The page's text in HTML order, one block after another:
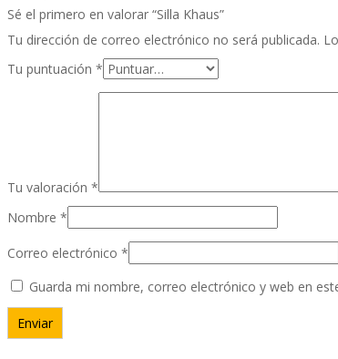
Sé el primero en valorar “Silla Khaus”
Tu dirección de correo electrónico no será publicada.
Tu puntuación *
Tu valoración *
Nombre *
Correo electrónico *
Guarda mi nombre, correo electrónico y web en